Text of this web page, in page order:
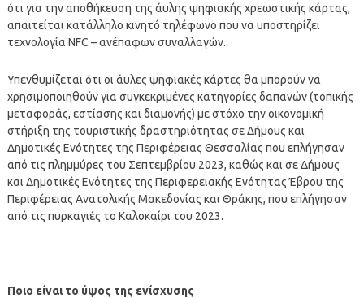
ότι για την αποθήκευση της άυλης ψηφιακής χρεωστικής κάρτας,
απαιτείται κατάλληλο κινητό τηλέφωνο που να υποστηρίζει
τεχνολογία NFC – ανέπαφων συναλλαγών.
Υπενθυμίζεται ότι οι άυλες ψηφιακές κάρτες θα μπορούν να
χρησιμοποιηθούν για συγκεκριμένες κατηγορίες δαπανών (τοπικής
μεταφοράς, εστίασης και διαμονής) με στόχο την οικονομική
στήριξη της τουριστικής δραστηριότητας σε Δήμους και
Δημοτικές Ενότητες της Περιφέρειας Θεσσαλίας που επλήγησαν
από τις πλημμύρες του Σεπτεμβρίου 2023, καθώς και σε Δήμους
και Δημοτικές Ενότητες της Περιφερειακής Ενότητας Έβρου της
Περιφέρειας Ανατολικής Μακεδονίας και Θράκης, που επλήγησαν
από τις πυρκαγιές το Καλοκαίρι του 2023.
Ποιο είναι το ύψος της ενίσχυσης